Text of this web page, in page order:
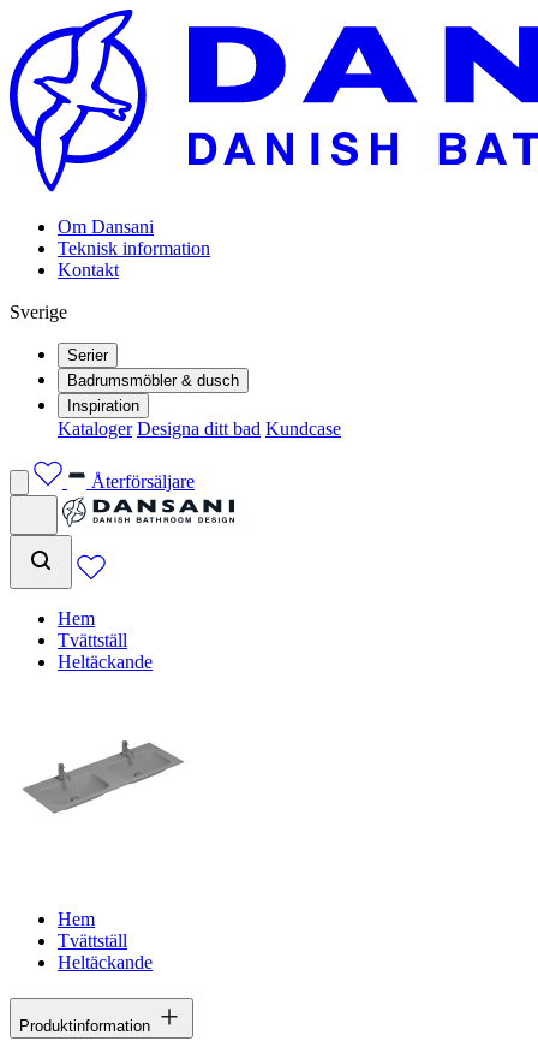
Om Dansani
Teknisk information
Kontakt
Sverige
Serier
Badrumsmöbler & dusch
Inspiration
Kataloger Designa ditt bad Kundcase
Återförsäljare
Hem
Tvättställ
Heltäckande
Hem
Tvättställ
Heltäckande
Produktinformation